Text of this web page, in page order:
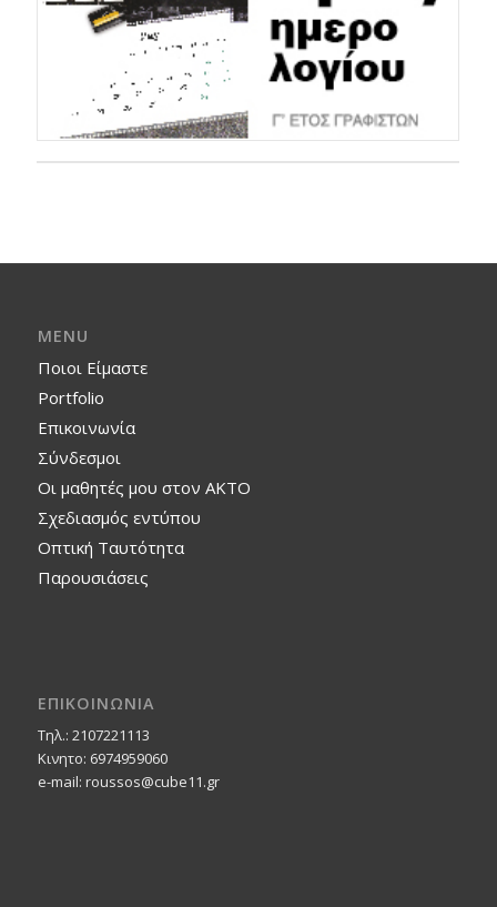
MENU
Ποιοι Είμαστε
Portfolio
Επικοινωνία
Σύνδεσμοι
Οι μαθητές μου στον ΑΚΤΟ
Σχεδιασμός εντύπου
Οπτική Ταυτότητα
Παρουσιάσεις
ΕΠΙΚΟΙΝΩΝΙΑ
Τηλ.: 2107221113
Κινητο: 6974959060
e-mail: roussos@cube11.gr